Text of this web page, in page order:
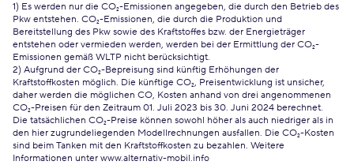
1) Es werden nur die CO₂-Emissionen angegeben, die durch den Betrieb des
Pkw entstehen. CO₂-Emissionen, die durch die Produktion und
Bereitstellung des Pkw sowie des Kraftstoffes bzw. der Energieträger
entstehen oder vermieden werden, werden bei der Ermittlung der CO₂-
Emissionen gemäß WLTP nicht berücksichtigt.
2) Aufgrund der CO₂-Bepreisung sind künftig Erhöhungen der
Kraftstoffkosten möglich. Die künftige CO₂, Preisentwicklung ist unsicher,
daher werden die möglichen CO, Kosten anhand von drei angenommenen
CO₂-Preisen für den Zeitraum 01. Juli 2023 bis 30. Juni 2024 berechnet.
Die tatsächlichen CO₂-Preise können sowohl höher als auch niedriger als in
den hier zugrundeliegenden Modellrechnungen ausfallen. Die CO₂-Kosten
sind beim Tanken mit den Kraftstoffkosten zu bezahlen. Weitere
Informationen unter www.alternativ-mobil.info